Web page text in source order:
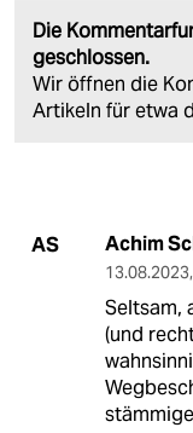
Die
geschlossen.
Wir öffnen die
Artikeln für etwa
AS Achim
13.08.2023,
Seltsam,
(und